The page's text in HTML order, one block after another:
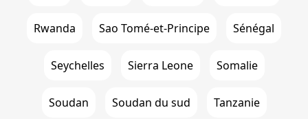
Rwanda Sao Tomé-et-Principe Sénégal
Seychelles Sierra Leone Somalie
Soudan Soudan du sud Tanzanie